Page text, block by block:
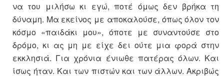
να του μιλήσω κι εγώ, ποτέ όμως δεν βρήκα τη
δύναμη. Μα εκείνος με αποκαλούσε, όπως όλον τον
κόσμο «παιδάκι μου», όποτε με συναντούσε στο
δρόμο, κι ας μη με είχε δει ούτε μια φορά στην
εκκλησιά. Για χρόνια ένιωθε πατέρας όλων. Και
ίσως ήταν. Και των πιστών και των άλλων. Ακριβώς